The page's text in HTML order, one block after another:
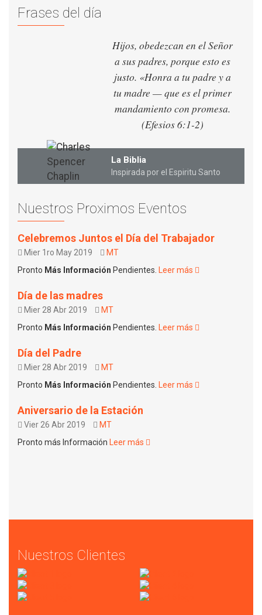
Frases del día
Hijos, obedezcan en el Señor
a sus padres, porque esto es
justo. «Honra a tu padre y a
tu madre — que es el primer
mandamiento con promesa.
(Efesios 6:1-2)
La Biblia
Inspirada por el Espiritu Santo
Nuestros Proximos Eventos
Celebremos Juntos el Día del Trabajador
Mier 1ro May 2019
MT
Pronto Más Información Pendientes. Leer más
Día de las madres
Mier 28 Abr 2019
MT
Pronto Más Información Pendientes. Leer más
Día del Padre
Mier 28 Abr 2019
MT
Pronto Más Información Pendientes. Leer más
Aniversario de la Estación
Vier 26 Abr 2019
MT
Pronto más Información Leer más
Nuestros Clientes